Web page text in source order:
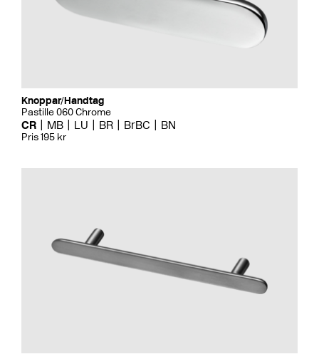
Knoppar/Handtag
Pastille 060 Chrome
CR MB LU BR BrBC BN
Pris 195 kr